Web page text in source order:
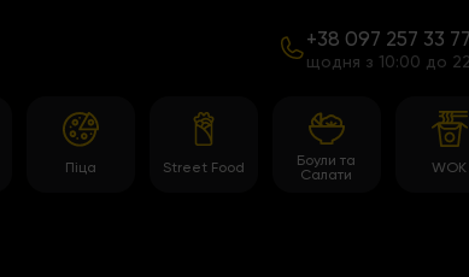
+38 097 257 33 77
щодня з 10:00 до
Піца Street Food
Боули та
Салати
WOK